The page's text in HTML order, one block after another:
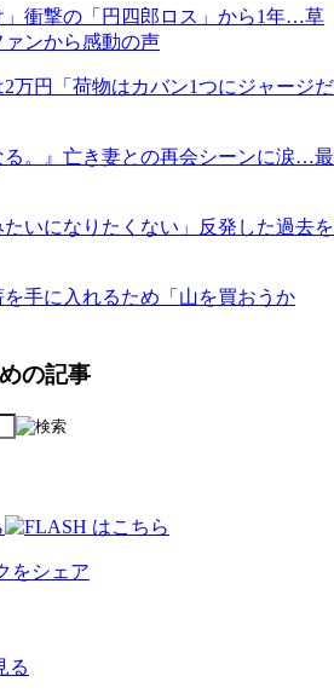
」衝撃の「円四郎ロス」から1年…草
ンから感動の声
万円「荷物はカバン1つにジャージだ
。』亡き妻との再会シーンに涙…最
いになりたくない」反発した過去を
手に入れるため「山を買おうか
の記事
る